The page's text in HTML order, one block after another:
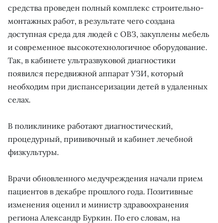
средства проведен полный комплекс строительно-
монтажных работ, в результате чего создана
доступная среда для людей с ОВЗ, закуплены мебель
и современное высокотехнологичное оборудование.
Так, в кабинете ультразвуковой диагностики
появился передвижной аппарат УЗИ, который
необходим при диспансеризации детей в удаленных
селах.
В поликлинике работают диагностический,
процедурный, прививочный и кабинет лечебной
физкультуры.
Врачи обновленного медучреждения начали прием
пациентов в декабре прошлого года. Позитивные
изменения оценил и министр здравоохранения
региона Александр Буркин. По его словам, на